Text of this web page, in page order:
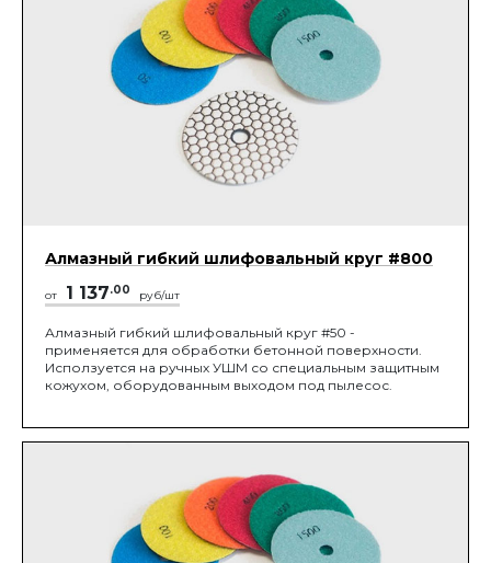
Алмазный гибкий шлифовальный круг #800
от 1 137.00 руб/шт
Алмазный гибкий шлифовальный круг #50 -
применяется для обработки бетонной поверхности.
Исползуется на ручных УШМ со специальным защитным
кожухом, оборудованным выходом под пылесос.